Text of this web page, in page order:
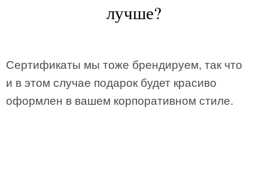
лучше?
Сертификаты мы тоже брендируем, так что
и в этом случае подарок будет красиво
оформлен в вашем корпоративном стиле.